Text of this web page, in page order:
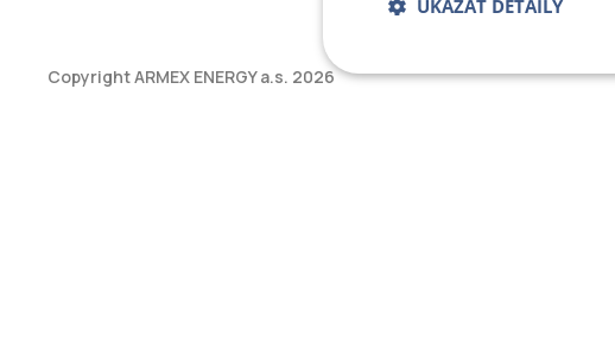
Copyright ARMEX ENERGY a.s. 2026
UKÁZAT DETAILY
Bezpodmínečně